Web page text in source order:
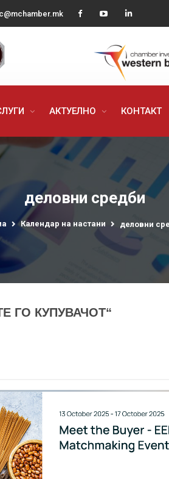
АКТУЕЛНО КОНТАКТ
деловни средби
Календар на настани деловни
ГО КУПУВАЧОТ“